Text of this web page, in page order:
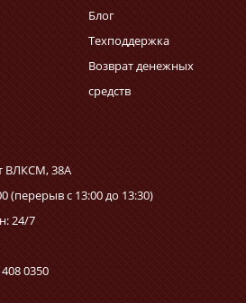
Блог
Техподдержка
Возврат денежных
средств
ВЛКСМ, 38А
(перерыв с 13:00 до 13:30)
24/7
0350